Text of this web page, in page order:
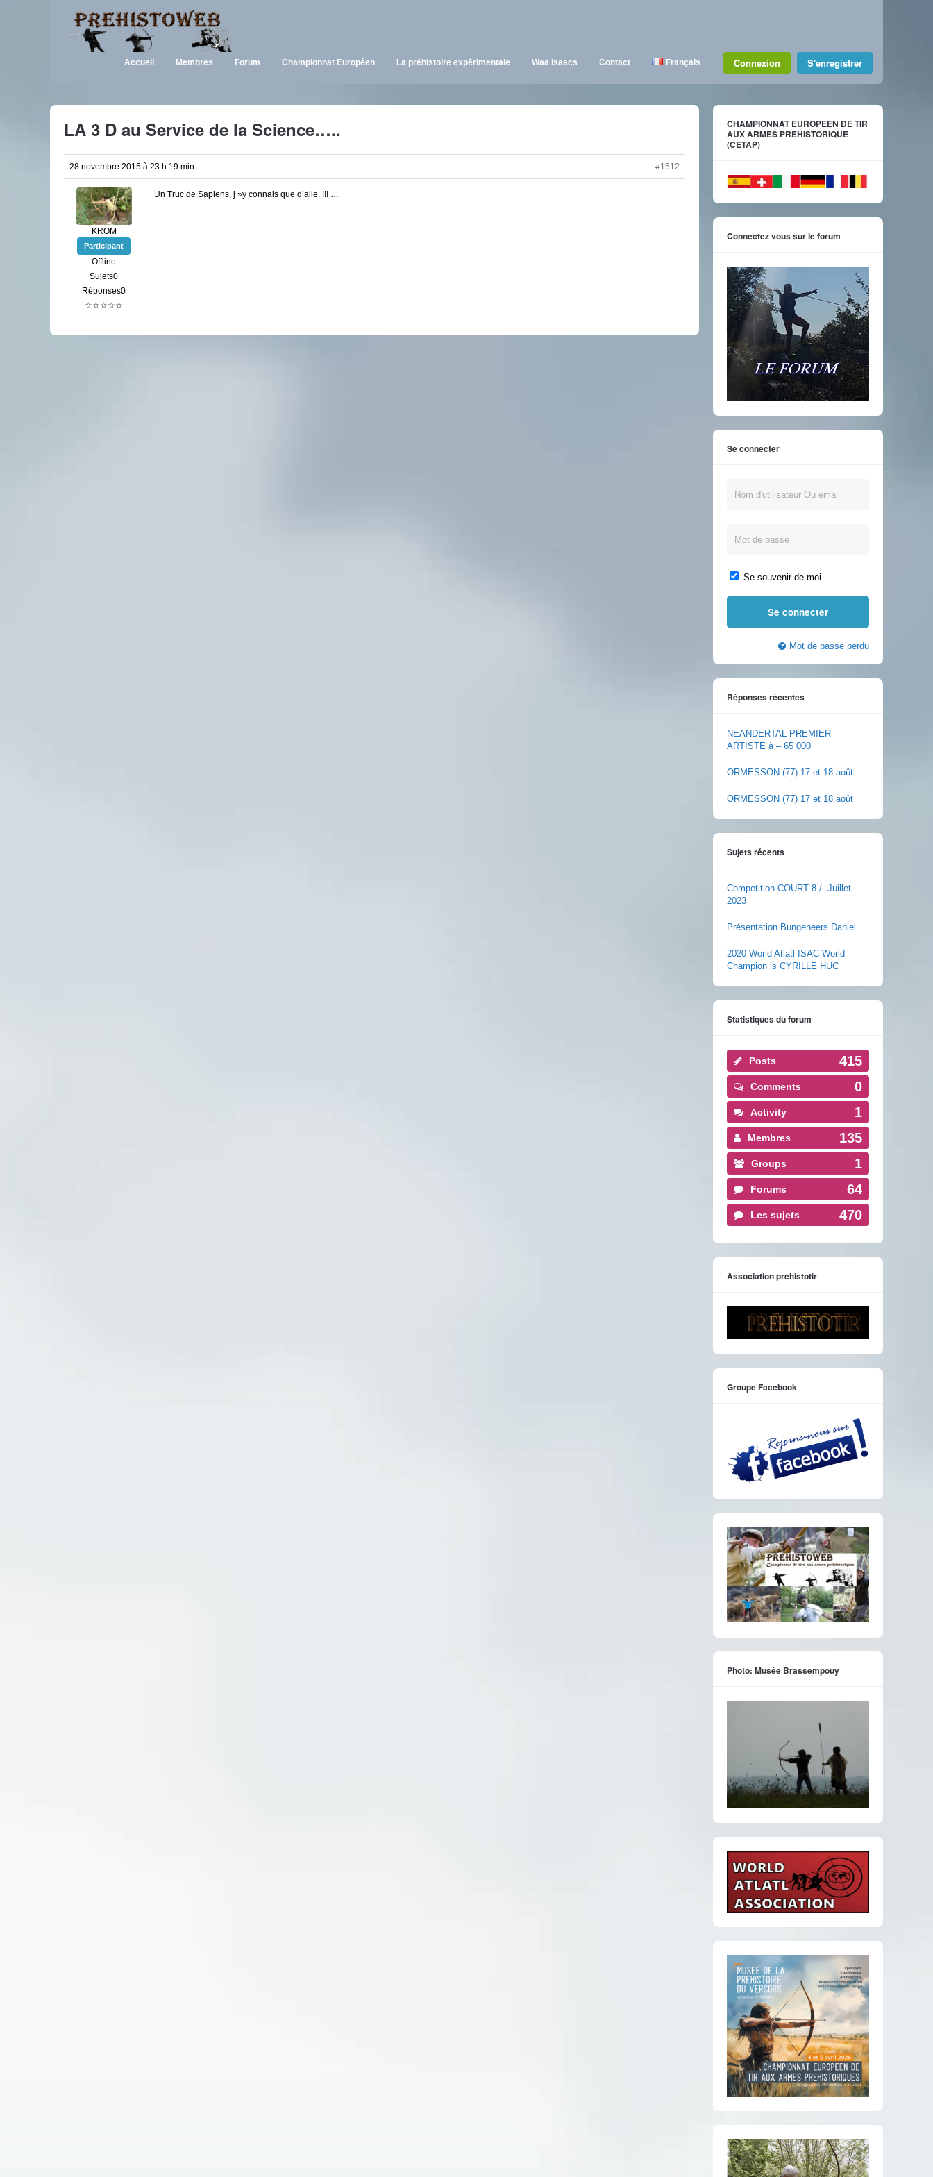
Accueil Membres Forum Championnat Européen La préhistoire expérimentale Waa Isaacs Contact Français Connexion S'enregistrer
LA 3 D au Service de la Science…..
28 novembre 2015 à 23 h 19 min #1512
KROM
Participant
Offline
Sujets0
Réponses0
☆☆☆☆☆
Un Truc de Sapiens, j »y connais que d’alle. !!! …
CHAMPIONNAT EUROPEEN DE TIR
AUX ARMES PREHISTORIQUE
(CETAP)
Connectez vous sur le forum
Se connecter
Se souvenir de moi
Mot de passe perdu
Réponses récentes
NEANDERTAL PREMIER
ARTISTE à – 65 000
ORMESSON (77) 17 et 18 août
ORMESSON (77) 17 et 18 août
Sujets récents
Competition COURT 8./. Juillet
2023
Présentation Bungeneers Daniel
2020 World Atlatl ISAC World
Champion is CYRILLE HUC
Statistiques du forum
Posts 415
Comments 0
Activity 1
Membres 135
Groups 1
Forums 64
Les sujets 470
Association prehistotir
Groupe Facebook
Photo: Musée Brassempouy